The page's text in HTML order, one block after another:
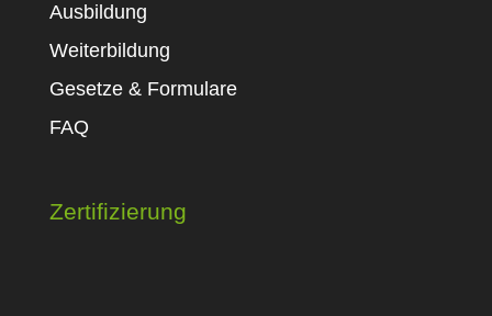
Ausbildung
Weiterbildung
Gesetze & Formulare
FAQ
Zertifizierung